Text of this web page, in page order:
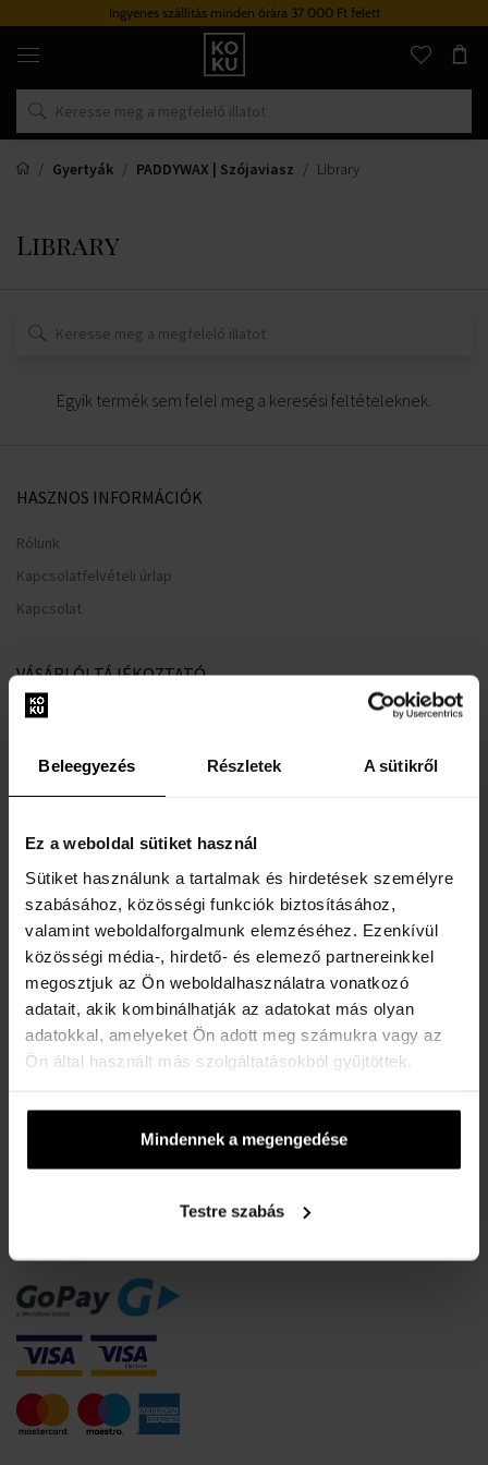
Beleegyezés Részletek A sütikről
Ez a weboldal sütiket használ
Sütiket használunk a tartalmak és hirdetések személyre
szabásához, közösségi funkciók biztosításához,
valamint weboldalforgalmunk elemzéséhez. Ezenkívül
közösségi média-, hirdető- és elemező partnereinkkel
megosztjuk az Ön weboldalhasználatra vonatkozó
adatait, akik kombinálhatják az adatokat más olyan
adatokkal, amelyeket Ön adott meg számukra vagy az
Ön által használt más szolgáltatásokból gyűjtöttek.
Mindennek a megengedése
Testre szabás
Ingyenes szállítás minden órára 37 000 Ft felett
Eredeti
parfümök
órák
egy
Gyertyák PADDYWAX | Szójaviasz Library
Library
Egyik termék sem felel meg a keresési feltételeknek.
HASZNOS INFORMÁCIÓK
Rólunk
Kapcsolatfelvételi űrlap
Kapcsolat
VÁSÁRLÓI TÁJÉKOZTATÓ
Hűségrendszer
Szállítási információk
Mikor kapom meg a megrendelt árut?
Miért a Koku.hu?
Teszter parfüm jelentése
A karórák vízállósága
Gyakori kérdések
Csak eredeti termékek
Szerződéstől való elállás
Sütik beleegyezésének módosítása
FIZETÉSI INFORMÁCIÓK
Utánvéttel